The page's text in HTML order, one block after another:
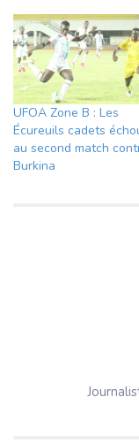
UFOA Zone B : Les
Écureuils cadets
au second match
Burkina